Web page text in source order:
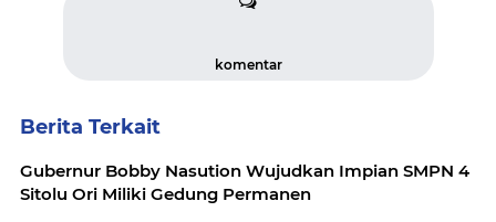
komentar
Berita Terkait
Gubernur Bobby Nasution Wujudkan Impian SMPN 4
Sitolu Ori Miliki Gedung Permanen